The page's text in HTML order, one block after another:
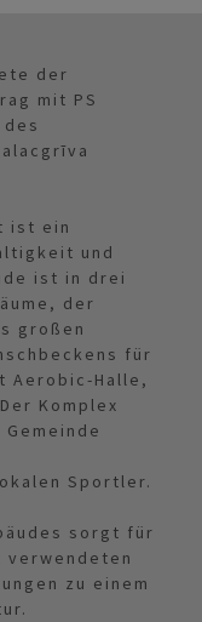
der
mit PS
des
ist ein
und
ist in drei
der
großen
für
Aerobic-Halle,
Komplex
Sportler.
sorgt für
zu einem